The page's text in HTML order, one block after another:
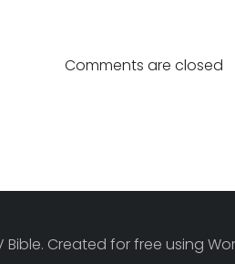
Comments are closed
Bible. Created for free using